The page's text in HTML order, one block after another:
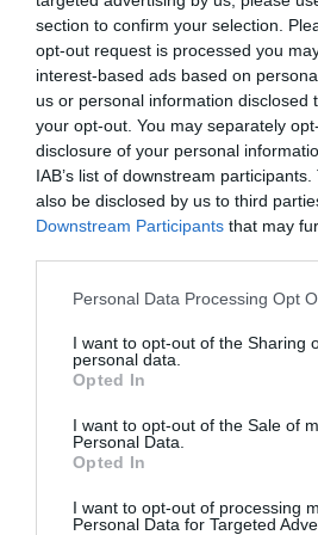
section to confirm your selection.
opt-out request is processed you
interest-based ads based on
us or personal information disclosed
your opt-out. You may separately
disclosure of your personal
IAB’s list of downstream
also be disclosed by us to third
Downstream Participants that may
Please note that this website/app
not limited to your visit or usage
grant or deny consent to Google and
use your data for below specified
consent section.
Personal Data Processing Opt
I want to opt-out of the Sharing
personal data.
Opted In
I want to opt-out of the Sale of
Personal Data.
Opted In
I want to opt-out of processing
Personal Data for Targeted
kedvére valót.
OLVASS